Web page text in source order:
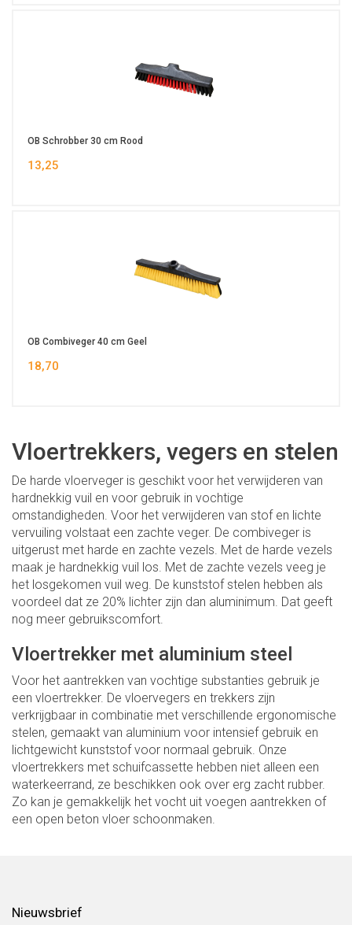
OB Schrobber 30 cm Rood
13,25
OB Combiveger 40 cm Geel
18,70
Vloertrekkers, vegers en stelen
De harde vloerveger is geschikt voor het verwijderen van
hardnekkig vuil en voor gebruik in vochtige
omstandigheden. Voor het verwijderen van stof en lichte
vervuiling volstaat een zachte veger. De combiveger is
uitgerust met harde en zachte vezels. Met de harde vezels
maak je hardnekkig vuil los. Met de zachte vezels veeg je
het losgekomen vuil weg. De kunststof stelen hebben als
voordeel dat ze 20% lichter zijn dan aluminimum. Dat geeft
nog meer gebruikscomfort.
Vloertrekker met aluminium steel
Voor het aantrekken van vochtige substanties gebruik je
een vloertrekker. De vloervegers en trekkers zijn
verkrijgbaar in combinatie met verschillende ergonomische
stelen, gemaakt van aluminium voor intensief gebruik en
lichtgewicht kunststof voor normaal gebruik. Onze
vloertrekkers met schuifcassette hebben niet alleen een
waterkeerrand, ze beschikken ook over erg zacht rubber.
Zo kan je gemakkelijk het vocht uit voegen aantrekken of
een open beton vloer schoonmaken.
Nieuwsbrief